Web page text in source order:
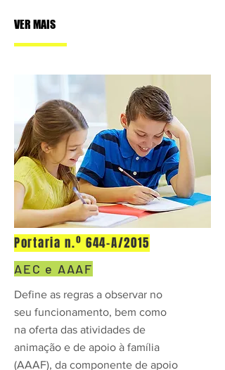
VER MAIS
Portaria n.º 644-A/2015
AEC e AAAF
Define as regras a observar no
seu funcionamento, bem como
na oferta das atividades de
animação e de apoio à família
(AAAF), da componente de apoio